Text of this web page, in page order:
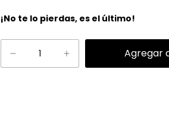
¡No te lo pierdas, es el último!